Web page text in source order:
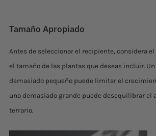
Tamaño Apropiado
Antes de seleccionar el recipiente, considera
el tamaño de las plantas que deseas incluir.
demasiado pequeño puede limitar el
uno demasiado grande puede desequilibrar el
terrario.